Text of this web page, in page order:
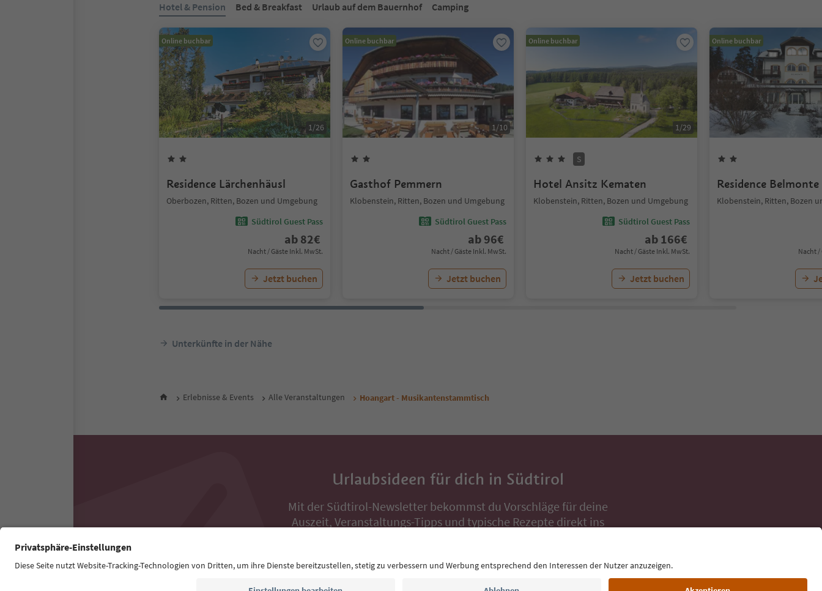
Hotel & Pension Bed & Breakfast Urlaub auf dem Bauernhof Camping
Online buchbar
1/26
Residence Lärchenhäusl
Oberbozen, Ritten, Bozen und Umgebung
Südtirol Guest Pass
ab 82€
Nacht / Gäste Inkl. MwSt.
Jetzt buchen
Online buchbar
1/10
Gasthof Pemmern
Klobenstein, Ritten, Bozen und Umgebung
Südtirol Guest Pass
ab 96€
Nacht / Gäste Inkl. MwSt.
Jetzt buchen
Online buchbar
1/29
S
Hotel Ansitz Kematen
Klobenstein, Ritten, Bozen und Umgebung
Südtirol Guest Pass
ab 166€
Nacht / Gäste Inkl. MwSt.
Jetzt buchen
Online buchbar
Residence Belmonte
Klobenstein, Ritten, Bozen
Nacht /
Unterkünfte in der Nähe
Erlebnisse & Events Alle Veranstaltungen Hoangart - Musikantenstammtisch
Urlaubsideen für dich in Südtirol
Mit der Südtirol-Newsletter bekommst du Vorschläge für deine
Auszeit, Veranstaltungs-Tipps und typische Rezepte direkt ins